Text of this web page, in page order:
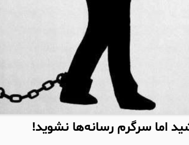
اما سرگرم رسانه‌ها نشوید!